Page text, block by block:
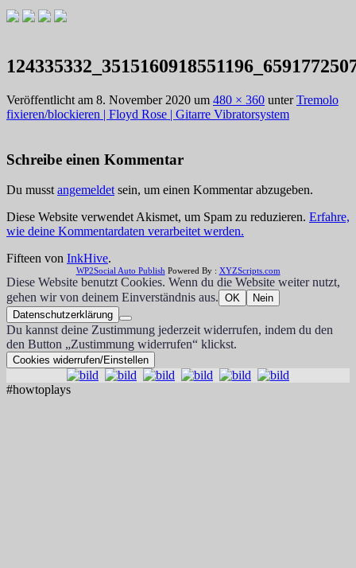
Willkommen zu Christians How
Veröffentlicht am 8. November 2020 um 480 × 360 unterTremolo
fixieren/blockieren | Floyd Rose | Gitarre Vibratorsystem
Schreibe einen Kommentar
Du musst angemeldet sein, um einen Kommentar abzugeben.
Diese Website verwendet Akismet, um Spam zu reduzieren. Erfahre,
wie deine Kommentardaten verarbeitet werden.
Fifteen von InkHive.
WP2Social Auto Publish Powered By : XYZScripts.com
Diese Website benutzt Cookies. Wenn du die Website weiter nutzt,
gehen wir von deinem Einverständnis aus. OK
Nein
Datenschutzerklärung
Du kannst deine Zustimmung jederzeit widerrufen, indem du den
den Button „Zustimmung widerrufen“ klickst.
Cookies widerrufen/Einstellen
#howtoplays